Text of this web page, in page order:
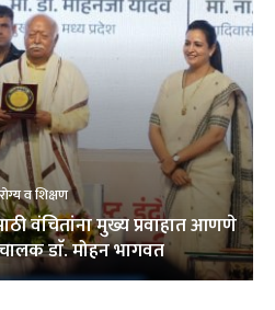
व शिक्षण
वंचितांना मुख्य प्रवाहात आणणे
डाॅ. मोहन भागवत